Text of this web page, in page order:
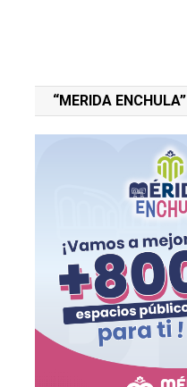
“MERIDA ENCHULA”